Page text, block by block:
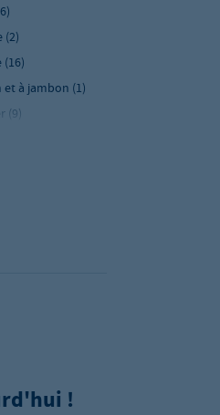
(2)
(16)
et à jambon (1)
(9)
!